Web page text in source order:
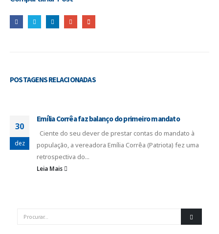
POSTAGENSRELACIONADAS
30
dez
Emília Corrêa faz balanço do primeiro mandato
Ciente do seu dever de prestar contas do mandato à
população, a vereadora Emília Corrêa (Patriota) fez uma
retrospectiva do...
Leia Mais